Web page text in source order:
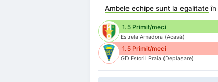
Ambele echipe sunt la egalitateîn
1.5 Primit/meci
Estrela Amadora (Acasă)
1.5 Primit/meci
GD Estoril Praia (Deplasare)